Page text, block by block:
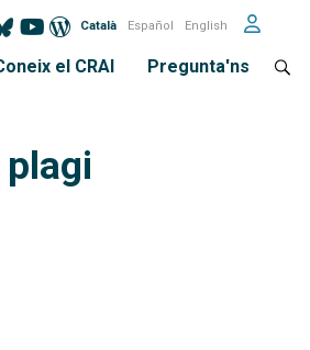
Català Español English
el CRAI Pregunta'ns